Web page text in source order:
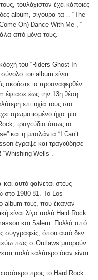
τουλάχιστον έχει κάποιες
album, σίγουρα τα… “The
On) Dance With Me”, “
από μόνα τους.
του “Riders Ghost In
του album είναι
ακούστε το προαναφερθέν
έφτασε έως την 13η θέση
επιτυχία τους στα
αρωματισμένο ήχο, μια
τραγούδια όπως τα…
και η μπαλάντα “I Can’t
έγραψε και τραγούδησε
“Whishing Wells”.
αυτό φαίνεται στους
στο 1980-81. Το Los
album τους, που έκαναν
είναι λίγο πολύ Hard Rock
και Salem. Πολλά από
συγγραφείς, όπου αυτό δεν
πως οι Outlaws μπορούν
πολύ καλύτερο όταν είναι
προς το Hard Rock